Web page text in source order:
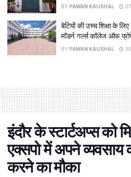
BY PAWAN KAUSHAL
बेटियों की उच्च शिक्षा के
मॉडर्न गर्ल्स कॉलेज ऑफ
BY PAWAN KAUSHAL
इंदौर के स्टार्टअप्स को
एक्सपो में अपने व्यवसाय
करने का मौका